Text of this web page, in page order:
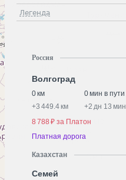
Легенда
Россия
Волгоград
0 км
0 мин в пути
+3 449.4 км +2 дн 13 мин
8 788 ₽ за Платон
Платная дорога
Казахстан
Семей